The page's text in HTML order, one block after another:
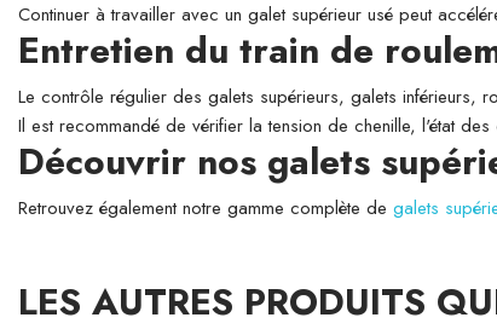
Continuer à travailler avec un galet supérieur usé peut
Entretien du train de
Le contrôle régulier des galets supérieurs, galets inférieurs,
Il est recommandé de vérifier la tension de chenille, l'état
Découvrir nos galets
Retrouvez également notre gamme complète de galets
LES AUTRES PRODUITS